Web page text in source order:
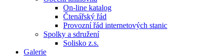
On-line katalog
Čtenářský řád
Provozní řád internetových stanic
Spolky a sdružení
Solisko z.s.
Galerie